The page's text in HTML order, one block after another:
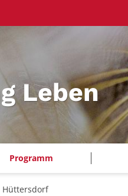
Leben
Programm
Hüttersdorf